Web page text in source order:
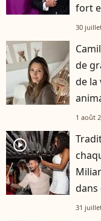
fort
30
de
de la
1 août
player2
dans
31